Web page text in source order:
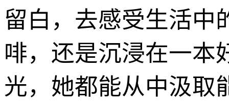
留白，去感受生活中
啡，还是沉浸在一本
光，她都能从中汲取